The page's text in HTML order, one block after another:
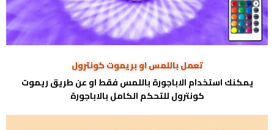
تعمل باللمس او بريموت كونترول
يمكنك استخدام الاباجورة باللمس فقط او عن طريق ريموت
كونترول للتحكم الكامل بالاباجورة